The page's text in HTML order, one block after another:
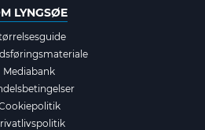
LYNGSØE
Mediabank